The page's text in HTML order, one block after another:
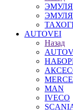
AUTOVEI
Назад
MAN
IVECO